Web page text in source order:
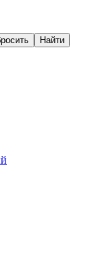
Найти